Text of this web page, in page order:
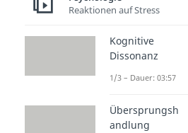
Strategie
Krankheit zu
Bei einem
wird innerhalb
stabilisiert.
Reaktionen auf Stress
Kognitive
Dissonanz
1/3 – Dauer: 03:57
Übersprungsh
andlung